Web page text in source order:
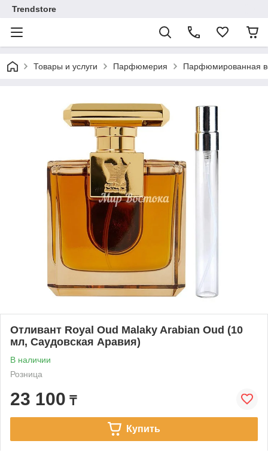
Trendstore
Товары и услуги Парфюмерия Парфюмированная
Отливант Royal Oud Malaky Arabian Oud (10
мл, Саудовская Аравия)
В наличии
Розница
23 100 ₸
Купить